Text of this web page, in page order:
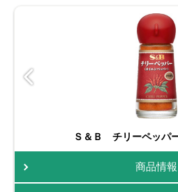
Ｓ＆Ｂ チリーペッパ
商品情報